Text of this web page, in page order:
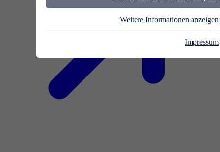
Weitere Informationen anzeigen
Impressum